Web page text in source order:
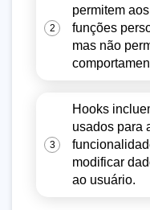
2
permitem
funções
mas não
3
Hooks
usados para
modificar
ao usuário.